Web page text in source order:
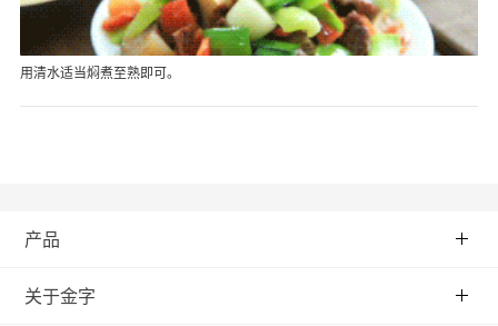
用清水适当焖煮至熟即可。
产品
关于金字